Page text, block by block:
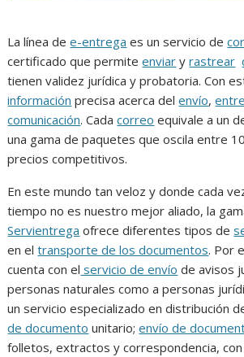
La línea dee-entrega es un servicio de
certificado que permiteenviar yrastrear
tienen validez jurídica y probatoria. Con
información precisa acerca delenvío,
comunicación. Cadacorreo equivale a un
una gama de paquetes que oscila entre
precios competitivos.
En este mundo tan veloz y donde cada
tiempo no es nuestro mejor aliado, la
Servientrega ofrece diferentes tipos de
en eltransporte de los documentos. Por
cuenta con el servicio de envío de avisos
personas naturales como a personas
un servicio especializado en distribución
de documento unitario;envío de
folletos, extractos y correspondencia,